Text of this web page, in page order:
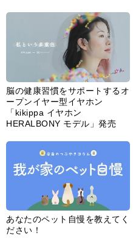
脳の健康習慣をサポートするオ
ープンイヤー型イヤホン
「kikippa イヤホン
HERALBONY モデル」発売
あなたのペット自慢を教えてく
ださい！